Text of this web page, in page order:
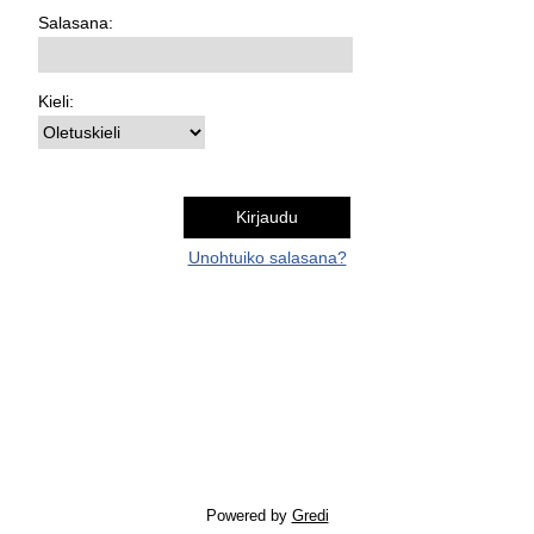
Salasana:
Kieli:
Unohtuiko salasana?
Powered by Gredi